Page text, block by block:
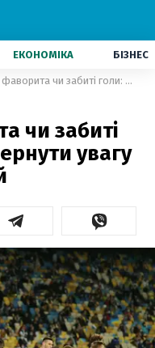
ЕКОНОМІКА БІЗНЕС
Ставка на фаворита чи забиті голи: на що слід звернути увагу у матчах Ліги націй
чи забиті
увагу